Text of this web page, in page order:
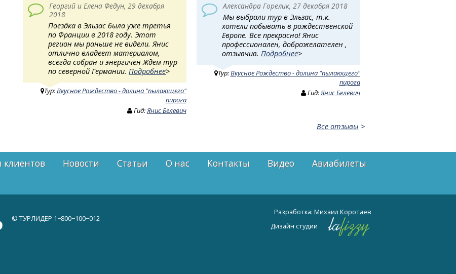
Георгий и Елена Федун, 29 декабря
2018
Поездка в Эльзас была уже третья
по Франции в 2018 году. Этот
регион мы раньше не видели. Янис
отлично владеет материалом,
всегда собран и энергичен Ждем тур
по северной Германии. Подробнее>
Тур:Вкусное Рождество - долина "пылающего"
пирога
Гид:Янис Белевич
Александра Горелик, 27 декабря 2018
Мы выбрали тур в Эльзас, т.к.
хотели побывать в рождественской
Европе. Все прекрасно! Янис
профессионален, доброжелателен ,
отзывчив. Подробнее>
Тур:Вкусное Рождество - долина "пылающего"
пирога
Гид:Янис Белевич
Все отзывы
Новости Статьи О нас Контакты Видео
Авиабилеты
© ТУРЛИДЕР 1−800−100−012
Разработка: Михаил Коротаев
Дизайн студии